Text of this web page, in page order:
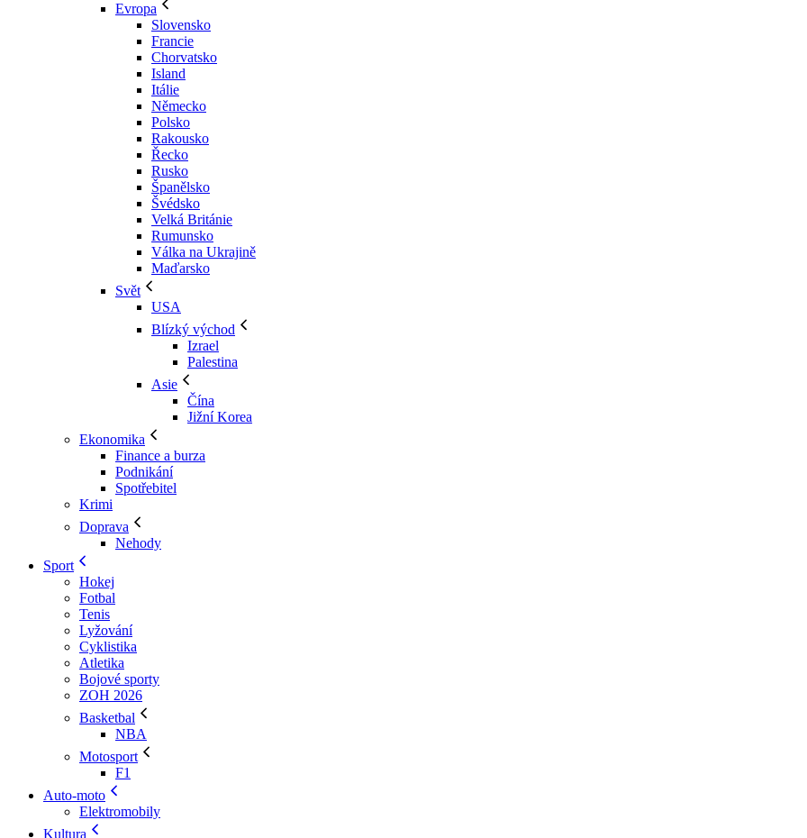
Evropa
Slovensko
Francie
Chorvatsko
Island
Itálie
Německo
Polsko
Rakousko
Řecko
Rusko
Španělsko
Švédsko
Velká Británie
Rumunsko
Válka na Ukrajině
Maďarsko
Svět
USA
Blízký východ
Izrael
Palestina
Asie
Čína
Jižní Korea
Ekonomika
Finance a burza
Podnikání
Spotřebitel
Krimi
Doprava
Nehody
Sport
Hokej
Fotbal
Tenis
Lyžování
Cyklistika
Atletika
Bojové sporty
ZOH 2026
Basketbal
NBA
Motosport
F1
Auto-moto
Elektromobily
Kultura